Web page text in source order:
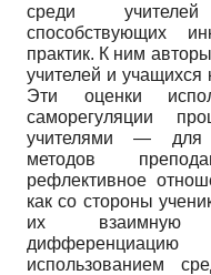
среди
способствующих
практик. К ним
учителей и учащихся
Эти оценки
саморегуляции
учителями — для
методов
рефлективное
как со стороны
их взаимную
использованием